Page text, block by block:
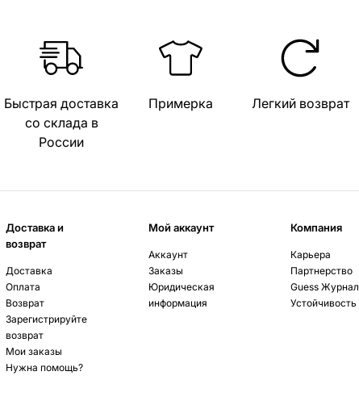
Быстрая доставка
со склада в
России
Примерка Легкий возврат
Доставка и
возврат
Доставка
Оплата
Возврат
Зарегистрируйте
возврат
Мои заказы
Нужна помощь?
Мой аккаунт
Аккаунт
Заказы
Юридическая
информация
Компания
Карьера
Партнерство
Guess Журнал
Устойчивость